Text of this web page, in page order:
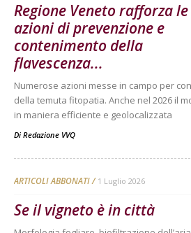
Regione Veneto rafforza le
azioni di prevenzione e
contenimento della
flavescenza...
Numerose azioni messe in campo per
della temuta fitopatia. Anche nel 2026 il
in maniera efficiente e geolocalizzata
Di Redazione VVQ
ARTICOLI ABBONATI 1 Luglio 2026
Se il vigneto è in città